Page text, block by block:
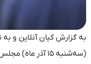
به گزارش کیان آنلاین و
(سه‌شنبه ۱۵ آذر